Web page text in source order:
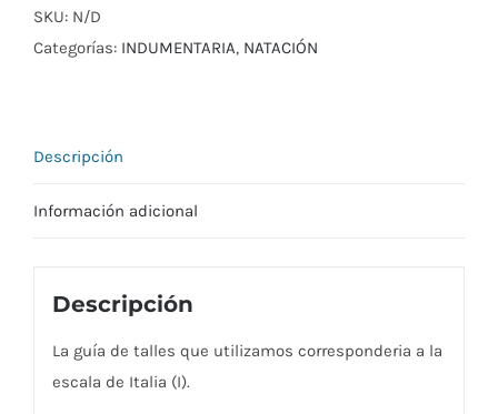
DAMA
SHORT
SKU: N/D
Categorías: INDUMENTARIA, NATACIÓN
Descripción
Información adicional
Descripción
La guía de talles que utilizamos corresponderia a la
escala de Italia (I).